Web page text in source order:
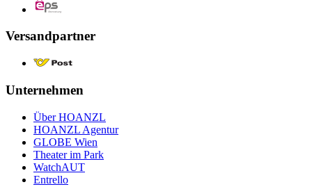
Versandpartner
Unternehmen
Über HOANZL
HOANZL Agentur
GLOBE Wien
Theater im Park
WatchAUT
Entrello